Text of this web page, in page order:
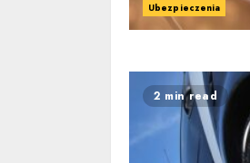
Ubezpieczenia
2 min read